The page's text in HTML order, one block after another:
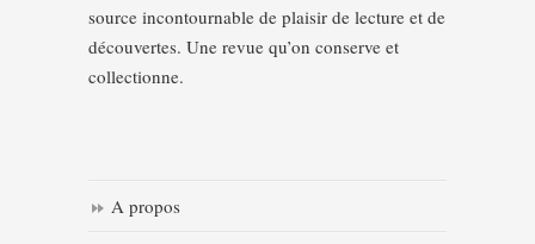
source incontournable de plaisir de lecture et de
découvertes. Une revue qu’on conserve et
collectionne.
A propos